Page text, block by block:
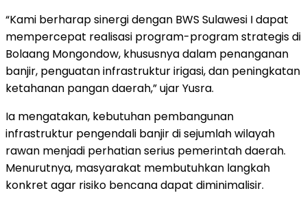
“Kami berharap sinergi dengan BWS Sulawesi I dapat
mempercepat realisasi program-program strategis di
Bolaang Mongondow, khususnya dalam penanganan
banjir, penguatan infrastruktur irigasi, dan peningkatan
ketahanan pangan daerah,” ujar Yusra.
Ia mengatakan, kebutuhan pembangunan
infrastruktur pengendali banjir di sejumlah wilayah
rawan menjadi perhatian serius pemerintah daerah.
Menurutnya, masyarakat membutuhkan langkah
konkret agar risiko bencana dapat diminimalisir.